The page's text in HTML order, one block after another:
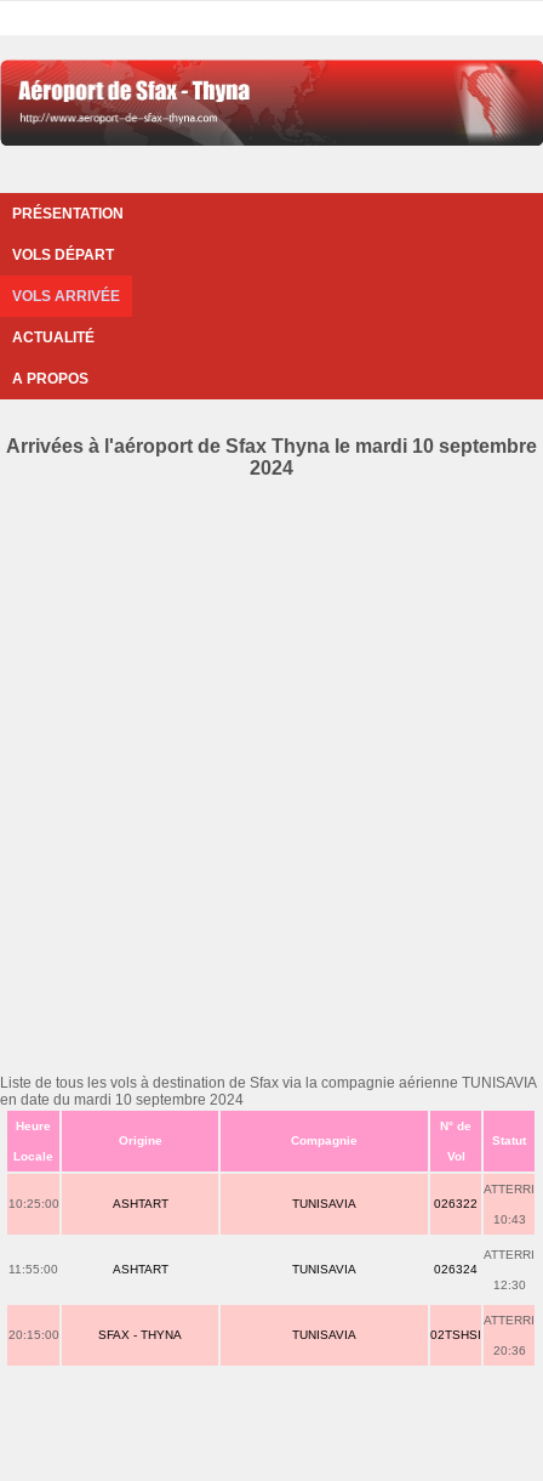
PRÉSENTATION
VOLS DÉPART
VOLS ARRIVÉE
ACTUALITÉ
A PROPOS
Arrivées à l'aéroport de Sfax Thyna le mardi 10 septembre
2024
Liste de tous les vols à destination de Sfax via la compagnie aérienne TUNISAVIA
en date du mardi 10 septembre 2024
Heure
Locale
Origine Compagnie
N° de
Vol
Statut
10:25:00 ASHTART TUNISAVIA 026322
ATTERRI
10:43
11:55:00 ASHTART TUNISAVIA 026324
ATTERRI
12:30
20:15:00 SFAX - THYNA TUNISAVIA 02TSHSI
ATTERRI
20:36